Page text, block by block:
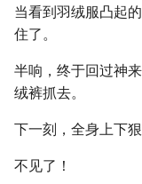
当看到羽绒服凸起
住了。
半响，终于回过神
绒裤抓去。
下一刻，全身上下
不见了！